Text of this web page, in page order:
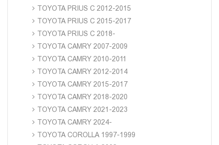
TOYOTA PRIUS C 2012-2015
TOYOTA PRIUS C 2015-2017
TOYOTA PRIUS C 2018-
TOYOTA CAMRY 2007-2009
TOYOTA CAMRY 2010-2011
TOYOTA CAMRY 2012-2014
TOYOTA CAMRY 2015-2017
TOYOTA CAMRY 2018-2020
TOYOTA CAMRY 2021-2023
TOYOTA CAMRY 2024-
TOYOTA COROLLA 1997-1999